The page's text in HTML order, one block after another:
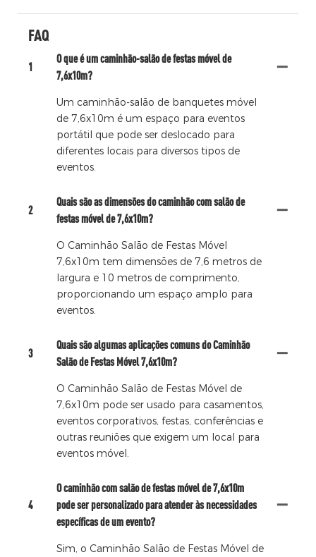
FAQ
1
O que é um caminhão-salão de festas móvel de
7,6x10m?
Um caminhão-salão de banquetes móvel
de 7,6x10m é um espaço para eventos
portátil que pode ser deslocado para
diferentes locais para diversos tipos de
eventos.
2
Quais são as dimensões do caminhão com salão de
festas móvel de 7,6x10m?
O Caminhão Salão de Festas Móvel
7,6x10m tem dimensões de 7,6 metros de
largura e 10 metros de comprimento,
proporcionando um espaço amplo para
eventos.
3
Quais são algumas aplicações comuns do Caminhão
Salão de Festas Móvel 7,6x10m?
O Caminhão Salão de Festas Móvel de
7,6x10m pode ser usado para casamentos,
eventos corporativos, festas, conferências e
outras reuniões que exigem um local para
eventos móvel.
4
O caminhão com salão de festas móvel de 7,6x10m
pode ser personalizado para atender às necessidades
específicas de um evento?
Sim, o Caminhão Salão de Festas Móvel de